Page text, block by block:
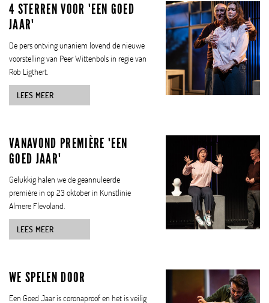
4 STERREN VOOR 'EEN GOED
JAAR'
De pers ontving unaniem lovend de nieuwe
voorstelling van Peer Wittenbols in regie van
Rob Ligthert.
LEES MEER
VANAVOND PREMIÈRE 'EEN
GOED JAAR'
Gelukkig halen we de geannuleerde
première in op 23 oktober in Kunstlinie
Almere Flevoland.
LEES MEER
WE SPELEN DOOR
Een Goed Jaar is coronaproof en het is veilig